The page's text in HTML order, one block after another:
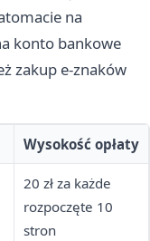
na
konto bankowe
zakup e-znaków
Wysokość opłaty
20 zł za każde
rozpoczęte 10
stron